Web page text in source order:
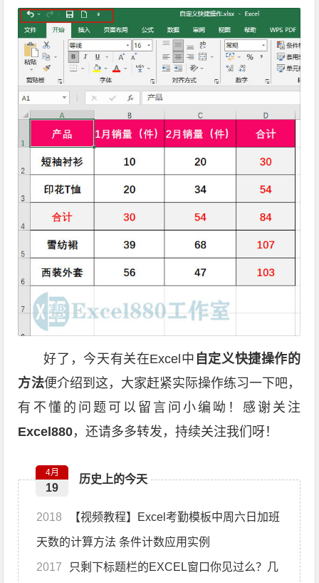
好了，今天有关在Excel中 自定义快捷操作的
方法便介绍到这，大家赶紧实际操作练习一下吧，
有不懂的问题可以留言问小编呦！感谢关注
Excel880，还请多多转发，持续关注我们呀！
历史上的今天
4月
19
2018 【视频教程】Excel考勤模板中周六日加班
天数的计算方法 条件计数应用实例
2017 只剩下标题栏的EXCEL窗口你见过么？几